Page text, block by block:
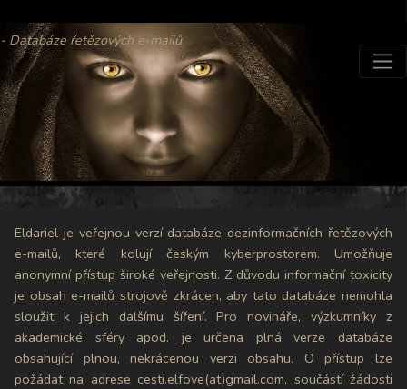
- Databáze řetězových e-mailů
Eldariel je veřejnou verzí databáze dezinformačních řetězových
e-mailů, které kolují českým kyberprostorem. Umožňuje
anonymní přístup široké veřejnosti. Z důvodu informační toxicity
je obsah e-mailů strojově zkrácen, aby tato databáze nemohla
sloužit k jejich dalšímu šíření. Pro novináře, výzkumníky z
akademické sféry apod. je určena plná verze databáze
obsahující plnou, nekrácenou verzi obsahu. O přístup lze
požádat na adrese cesti.elfove(at)gmail.com, součástí žádosti